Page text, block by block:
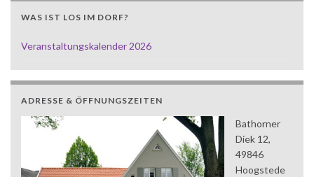
WAS IST LOS IM DORF?
Veranstaltungskalender 2026
ADRESSE & ÖFFNUNGSZEITEN
Bathorner
Diek 12,
49846
Hoogstede